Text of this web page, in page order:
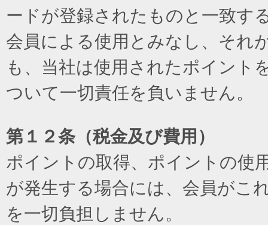
ードが登録されたものと一致す
会員による使用とみなし、それ
も、当社は使用されたポイント
ついて一切責任を負いません。
第１２条（税金及び費用）
ポイントの取得、ポイントの使
が発生する場合には、会員がこ
を一切負担しません。